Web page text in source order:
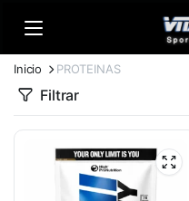
Inicio PROTEINAS
Filtrar